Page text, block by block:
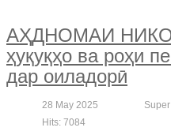
АҲДНОМАИ
ҳуқуқҳо ва роҳи
дар оиладорӣ
28 May 2025
Hits: 7084